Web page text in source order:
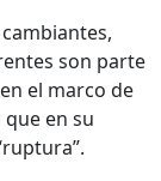
son parte
el marco de
en su